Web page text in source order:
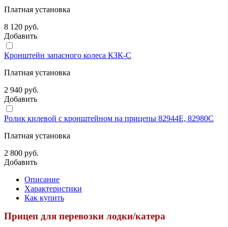
Платная установка
8 120 руб.
Добавить
Кронштейн запасного колеса КЗК-С
Платная установка
2 940 руб.
Добавить
Ролик килевой с кронштейном на прицепы 82944Е, 82980С
Платная установка
2 800 руб.
Добавить
Описание
Характеристики
Как купить
Прицеп для перевозки лодки/катера